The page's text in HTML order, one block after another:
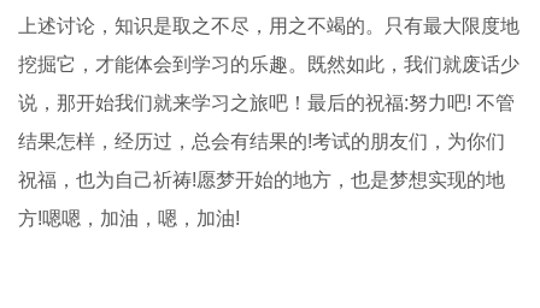
上述讨论，知识是取之不尽，用之不竭的。只有最大限度地
挖掘它，才能体会到学习的乐趣。既然如此，我们就废话少
说，那开始我们就来学习之旅吧！最后的祝福:努力吧! 不管
结果怎样，经历过，总会有结果的!考试的朋友们，为你们
祝福，也为自己祈祷!愿梦开始的地方，也是梦想实现的地
方!嗯嗯，加油，嗯，加油!